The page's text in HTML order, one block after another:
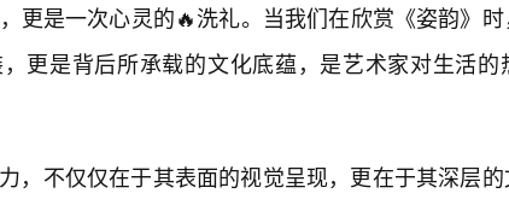
更是一次心灵的🔥洗礼。当我们在欣赏《姿韵》
更是背后所承载的文化底蕴，是艺术家对生活的
，不仅仅在于其表面的视觉呈现，更在于其深层